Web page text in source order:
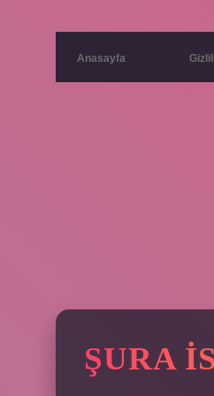
Anasayfa
ŞURA